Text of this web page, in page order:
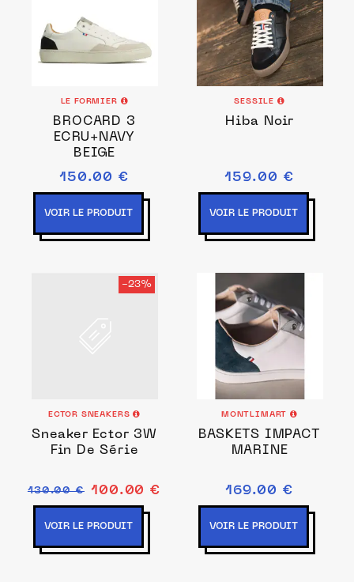
LE FORMIER
BROCARD 3
ECRU+NAVY
BEIGE
150.00 €
VOIR LE PRODUIT
SESSILE
Hiba Noir
159.00 €
VOIR LE PRODUIT
-23%
ECTOR SNEAKERS
Sneaker Ector 3W
Fin De Série
130.00 € 100.00 €
VOIR LE PRODUIT
MONTLIMART
BASKETS IMPACT
MARINE
169.00 €
VOIR LE PRODUIT